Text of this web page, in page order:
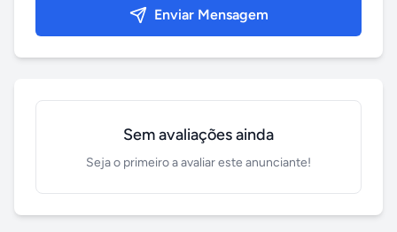
Enviar Mensagem
Sem avaliações ainda
Seja o primeiro a avaliar este anunciante!